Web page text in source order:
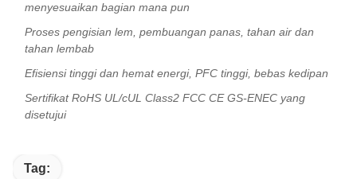
menyesuaikan bagian mana pun
Proses pengisian lem, pembuangan panas, tahan air dan
tahan lembab
Efisiensi tinggi dan hemat energi, PFC tinggi, bebas kedipan
Sertifikat RoHS UL/cUL Class2 FCC CE GS-ENEC yang
disetujui
Tag: